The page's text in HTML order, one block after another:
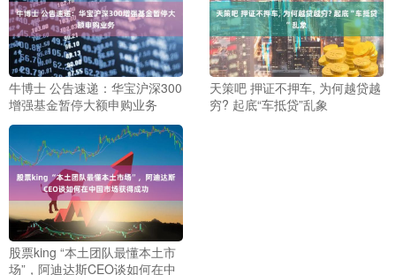
牛博士 公告速递：华宝沪深300
增强基金暂停大额申购业务
天策吧 押证不押车, 为何越贷越
穷? 起底“车抵贷”乱象
股票king “本土团队最懂本土市
场”，阿迪达斯CEO谈如何在中